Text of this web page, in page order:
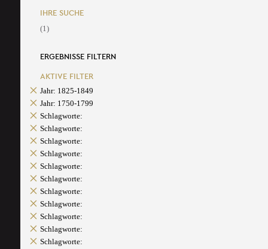
IHRE SUCHE
(1)
ERGEBNISSE FILTERN
AKTIVE FILTER
Jahr: 1825-1849
Jahr: 1750-1799
Schlagworte:
Schlagworte:
Schlagworte:
Schlagworte:
Schlagworte:
Schlagworte:
Schlagworte:
Schlagworte:
Schlagworte:
Schlagworte:
Schlagworte: